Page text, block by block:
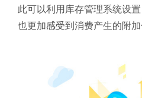
此可以利用库存管理系统设
也更加感受到消费产生的附加